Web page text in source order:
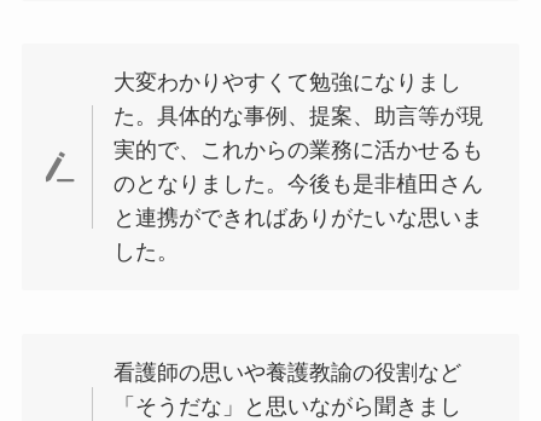
大変わかりやすくて勉強になりまし
た。具体的な事例、提案、助言等が現
実的で、これからの業務に活かせるも
のとなりました。今後も是非植田さん
と連携ができればありがたいな思いま
した。
看護師の思いや養護教諭の役割など
「そうだな」と思いながら聞きまし